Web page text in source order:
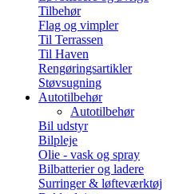
Tilbehør
Flag og vimpler
Til Terrassen
Til Haven
Rengøringsartikler
Støvsugning
Autotilbehør
Autotilbehør
Bil udstyr
Bilpleje
Olie - vask og spray
Bilbatterier og ladere
Surringer & løfteværktøj